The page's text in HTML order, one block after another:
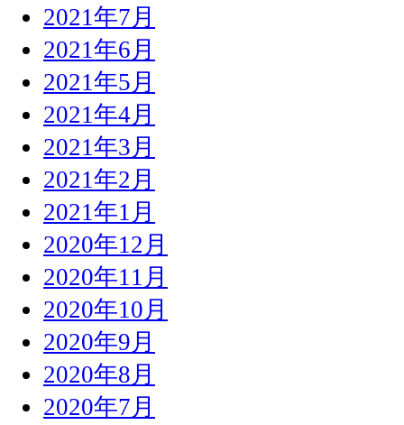
2021年7月
2021年6月
2021年5月
2021年4月
2021年3月
2021年2月
2021年1月
2020年12月
2020年11月
2020年10月
2020年9月
2020年8月
2020年7月